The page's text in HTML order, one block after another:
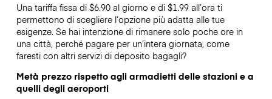
Una tariffa fissa di $6.90 al giorno e di $1.99 all’ora ti
permettono di scegliere l’opzione più adatta alle tue
esigenze. Se hai intenzione di rimanere solo poche ore in
una città, perché pagare per un’intera giornata, come
faresti con altri servizi di deposito bagagli?
Metà prezzo rispetto agli armadietti delle stazioni e a
quelli degli aeroporti